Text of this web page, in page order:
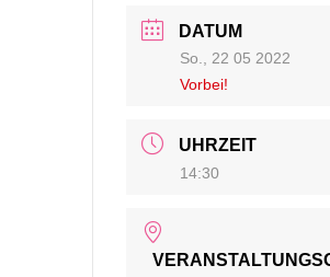
DATUM
So., 22 05 2022
Vorbei!
UHRZEIT
14:30